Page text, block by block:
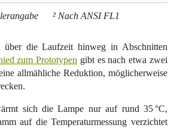
² Nach ANSI FL1
die Laufzeit hinweg in Abschnitten
zum Prototypen gibt es nach etwa zwei
allmähliche Reduktion, möglicherweise
sich die Lampe nur auf rund 35 °C,
auf die Temperaturmessung verzichtet